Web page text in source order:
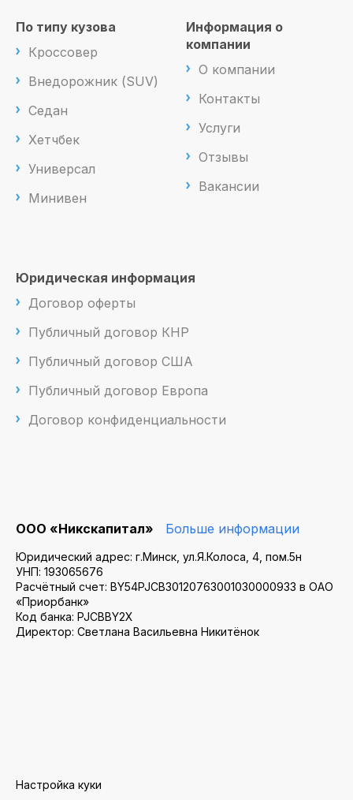
По типу кузова
Кроссовер
Внедорожник (SUV)
Седан
Хетчбек
Универсал
Минивен
Информация о
компании
О компании
Контакты
Услуги
Отзывы
Вакансии
Юридическая информация
Договор оферты
Публичный договор КНР
Публичный договор США
Публичный договор Европа
Договор конфиденциальности
ООО «Никскапитал» Больше информации
Юридический адрес: г.Минск, ул.Я.Колоса, 4, пом.5н
УНП: 193065676
Расчётный счет: BY54PJCB30120763001030000933 в ОАО
«Приорбанк»
Код банка: PJCBBY2X
Директор: Светлана Васильевна Никитёнок
Настройка куки